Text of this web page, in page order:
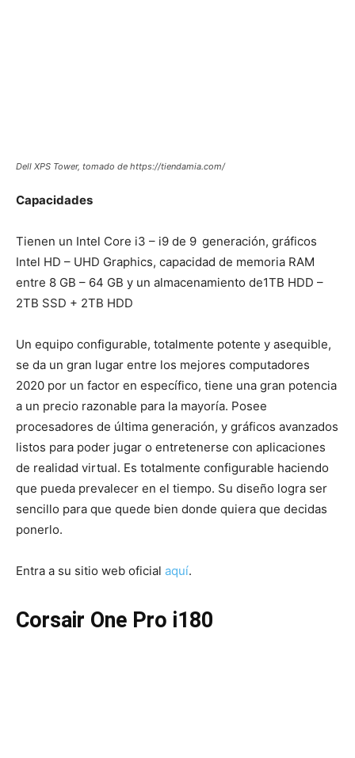
Dell XPS Tower, tomado de https://tiendamia.com/
Capacidades
Tienen un Intel Core i3 – i9 de 9 generación, gráficos
Intel HD – UHD Graphics, capacidad de memoria RAM
entre 8 GB – 64 GB y un almacenamiento de1TB HDD –
2TB SSD + 2TB HDD
Un equipo configurable, totalmente potente y asequible,
se da un gran lugar entre los mejores computadores
2020 por un factor en específico, tiene una gran potencia
a un precio razonable para la mayoría. Posee
procesadores de última generación, y gráficos avanzados
listos para poder jugar o entretenerse con aplicaciones
de realidad virtual. Es totalmente configurable haciendo
que pueda prevalecer en el tiempo. Su diseño logra ser
sencillo para que quede bien donde quiera que decidas
ponerlo.
Entra a su sitio web oficial aquí.
Corsair One Pro i180